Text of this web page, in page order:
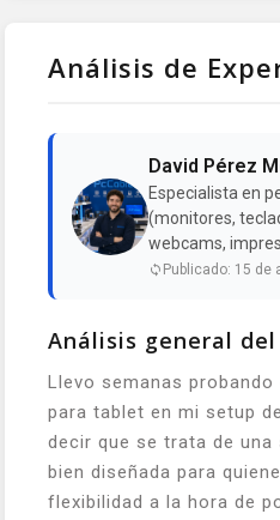
Análisis de
David Pérez
Especialista en
(monitores,
webcams,
Publicado: 15 de
Análisis general
Llevo semanas
para tablet en mi setup
decir que se trata de
bien diseñada para
flexibilidad a la hora de